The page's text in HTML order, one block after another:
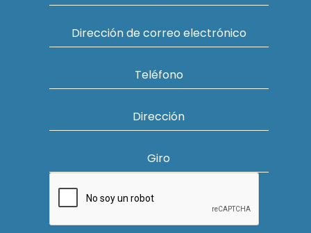
Dirección de correo electrónico
Teléfono
Dirección
Giro